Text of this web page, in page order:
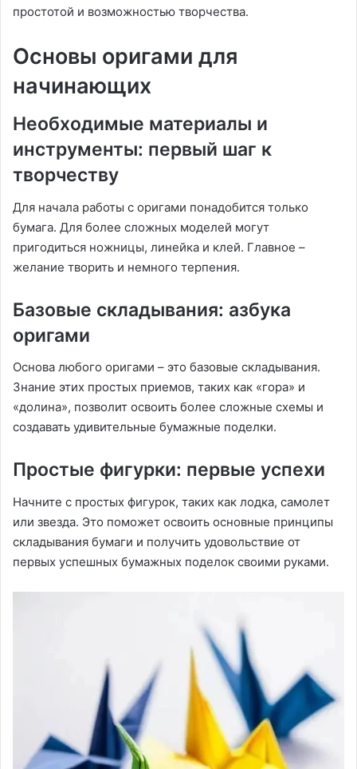
простотой и возможностью творчества․
Основы оригами для
начинающих
Необходимые материалы и
инструменты: первый шаг к
творчеству
Для начала работы с оригами понадобится только
бумага․ Для более сложных моделей могут
пригодиться ножницы, линейка и клей․ Главное –
желание творить и немного терпения․
Базовые складывания: азбука
оригами
Основа любого оригами – это базовые складывания․
Знание этих простых приемов, таких как «гора» и
«долина», позволит освоить более сложные схемы и
создавать удивительные бумажные поделки․
Простые фигурки: первые успехи
Начните с простых фигурок, таких как лодка, самолет
или звезда․ Это поможет освоить основные принципы
складывания бумаги и получить удовольствие от
первых успешных бумажных поделок своими руками․